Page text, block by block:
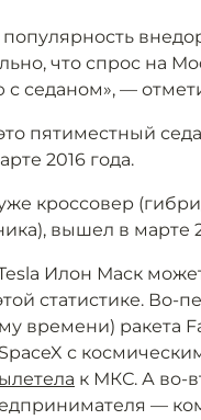
что спрос на
седаном», —
пятиместный
2016 года.
кроссовер
вышел в марте
Илон Маск
статистике. Во-
времени) ракета
с
к МКС. А во-
—